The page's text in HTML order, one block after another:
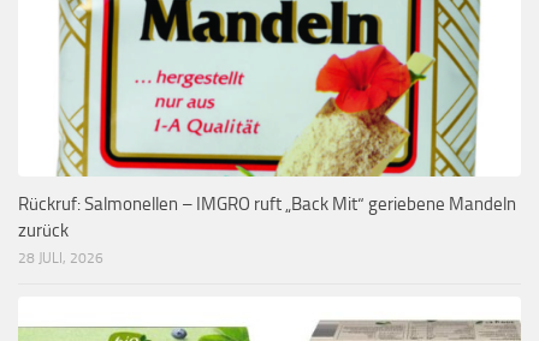
Rückruf: Salmonellen – IMGRO ruft „Back Mit“ geriebene Mandeln
zurück
28 JULI, 2026